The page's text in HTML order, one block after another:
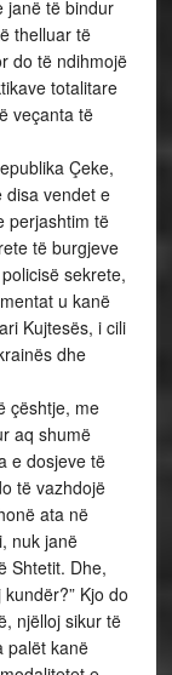
janë të bindur
thelluar të
do të ndihmojë
totalitare
veçanta të
Çeke,
disa vendet e
perjashtim të
të burgjeve
sekrete,
u kanë
Kujtesës, i cili
dhe
çështje, me
aq shumë
e dosjeve të
të vazhdojë
ata në
nuk janë
Shtetit. Dhe,
Kjo do
njëlloj sikur të
palët kanë